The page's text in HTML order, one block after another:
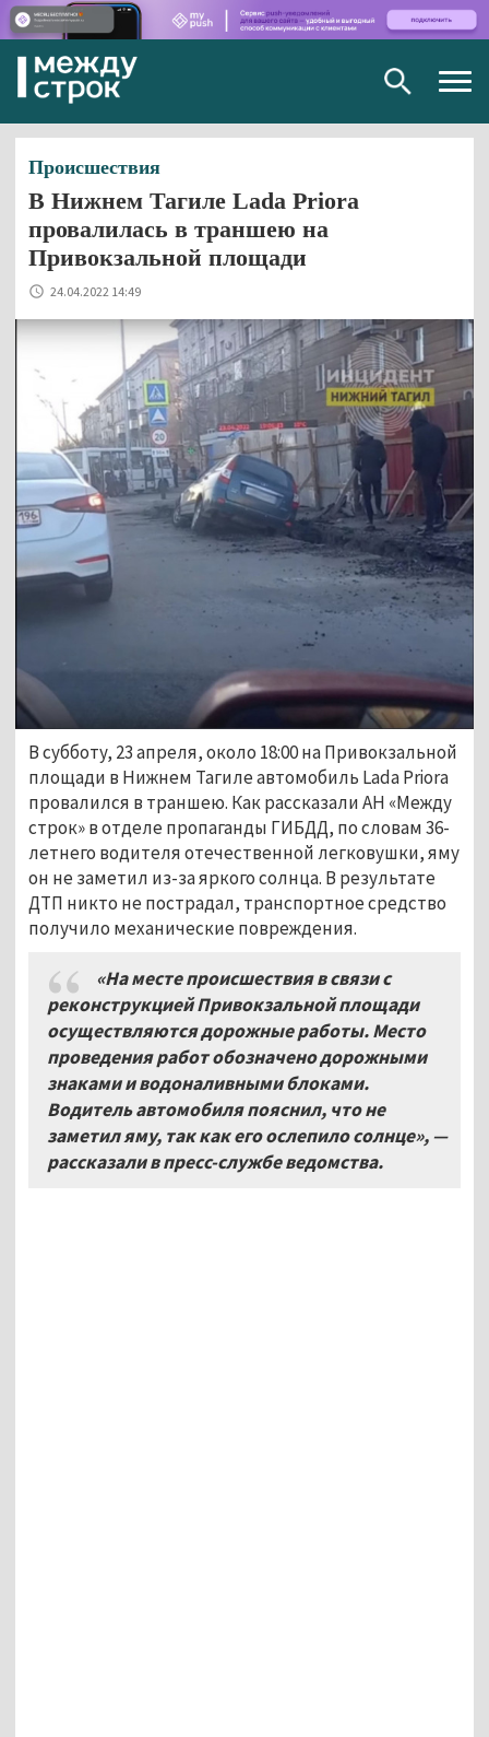
Происшествия
В Нижнем Тагиле Lada Priora
провалилась в траншею на
Привокзальной площади
24.04.2022 14:49
В субботу, 23 апреля, около 18:00 на Привокзальной
площади в Нижнем Тагиле автомобиль Lada Priora
провалился в траншею. Как рассказали АН «Между
строк» в отделе пропаганды ГИБДД, по словам 36-
летнего водителя отечественной легковушки, яму
он не заметил из-за яркого солнца. В результате
ДТП никто не пострадал, транспортное средство
получило механические повреждения.
«На месте происшествия в связи с
реконструкцией Привокзальной площади
осуществляются дорожные работы. Место
проведения работ обозначено дорожными
знаками и водоналивными блоками.
Водитель автомобиля пояснил, что не
заметил яму, так как его ослепило солнце», —
рассказали в пресс-службе ведомства.